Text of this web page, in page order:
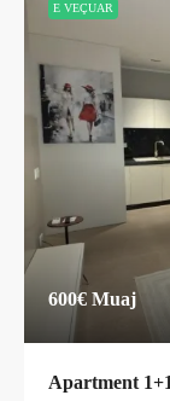
E VEÇUAR
600€ Muaj
Apartment